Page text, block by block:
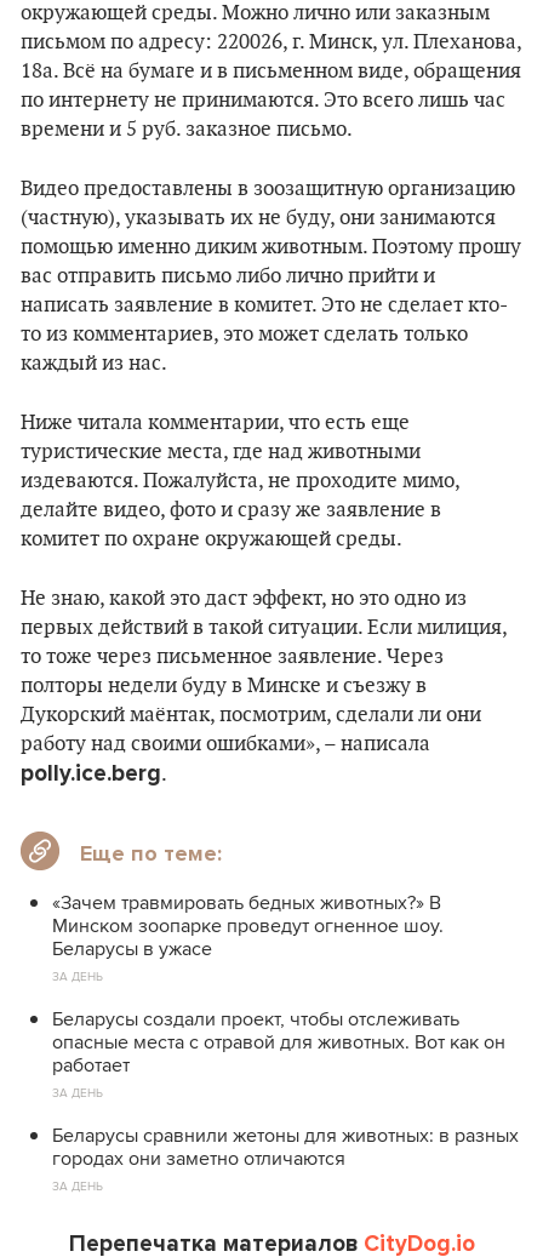
окружающей среды. Можно лично или заказным
письмом по адресу: 220026, г. Минск, ул. Плеханова,
18а. Всё на бумаге и в письменном виде, обращения
по интернету не принимаются. Это всего лишь час
времени и 5 руб. заказное письмо.
Видео предоставлены в зоозащитную организацию
(частную), указывать их не буду, они занимаются
помощью именно диким животным. Поэтому прошу
вас отправить письмо либо лично прийти и
написать заявление в комитет. Это не сделает кто-
то из комментариев, это может сделать только
каждый из нас.
Ниже читала комментарии, что есть еще
туристические места, где над животными
издеваются. Пожалуйста, не проходите мимо,
делайте видео, фото и сразу же заявление в
комитет по охране окружающей среды.
Не знаю, какой это даст эффект, но это одно из
первых действий в такой ситуации. Если милиция,
то тоже через письменное заявление. Через
полторы недели буду в Минске и съезжу в
Дукорский маёнтак, посмотрим, сделали ли они
работу над своими ошибками», – написала
polly.ice.berg.
Еще по теме:
«Зачем травмировать бедных животных?» В
Минском зоопарке проведут огненное шоу.
Беларусы в ужасе
ЗА ДЕНЬ
Беларусы создали проект, чтобы отслеживать
опасные места с отравой для животных. Вот как он
работает
ЗА ДЕНЬ
Беларусы сравнили жетоны для животных: в разных
городах они заметно отличаются
ЗА ДЕНЬ
Перепечатка материалов CityDog.io